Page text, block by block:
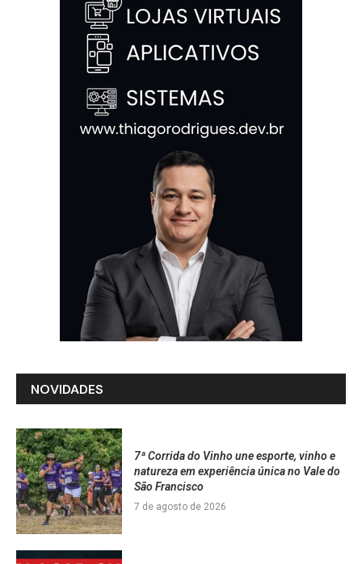
NOVIDADES
7ª Corrida do Vinho une esporte, vinho e
natureza em experiência única no Vale do
São Francisco
7 de agosto de 2026